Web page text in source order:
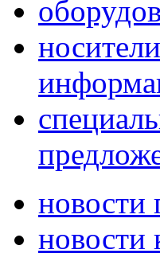
носители
новости
новости